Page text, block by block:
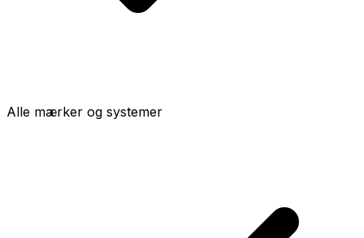
Alle mærker og systemer